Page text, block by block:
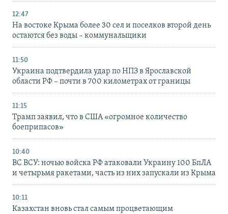
12:47
На востоке Крыма более 30 сел и поселков второй день
остаются без воды – коммунальщики
11:50
Украина подтвердила удар по НПЗ в Ярославской
области РФ – почти в 700 километрах от границы
11:15
Трамп заявил, что в США «огромное количество
боеприпасов»
10:40
ВС ВСУ: ночью войска РФ атаковали Украину 100 БпЛА
и четырьмя ракетами, часть из них запускали из Крыма
10:11
Казахстан вновь стал самым процветающим